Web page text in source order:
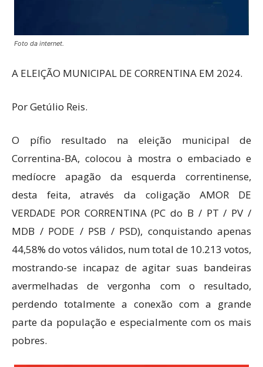
Foto da internet.
A ELEIÇÃO MUNICIPAL DE CORRENTINA EM 2024.
Por Getúlio Reis.
O pífio resultado na eleição municipal de
Correntina-BA, colocou à mostra o embaciado e
medíocre apagão da esquerda correntinense,
desta feita, através da coligação AMOR DE
VERDADE POR CORRENTINA (PC do B / PT / PV /
MDB / PODE / PSB / PSD), conquistando apenas
44,58% do votos válidos, num total de 10.213 votos,
mostrando-se incapaz de agitar suas bandeiras
avermelhadas de vergonha com o resultado,
perdendo totalmente a conexão com a grande
parte da população e especialmente com os mais
pobres.